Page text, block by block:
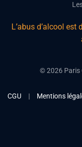
L’abus d’alcool
©2026Paris
CGU | Mentions